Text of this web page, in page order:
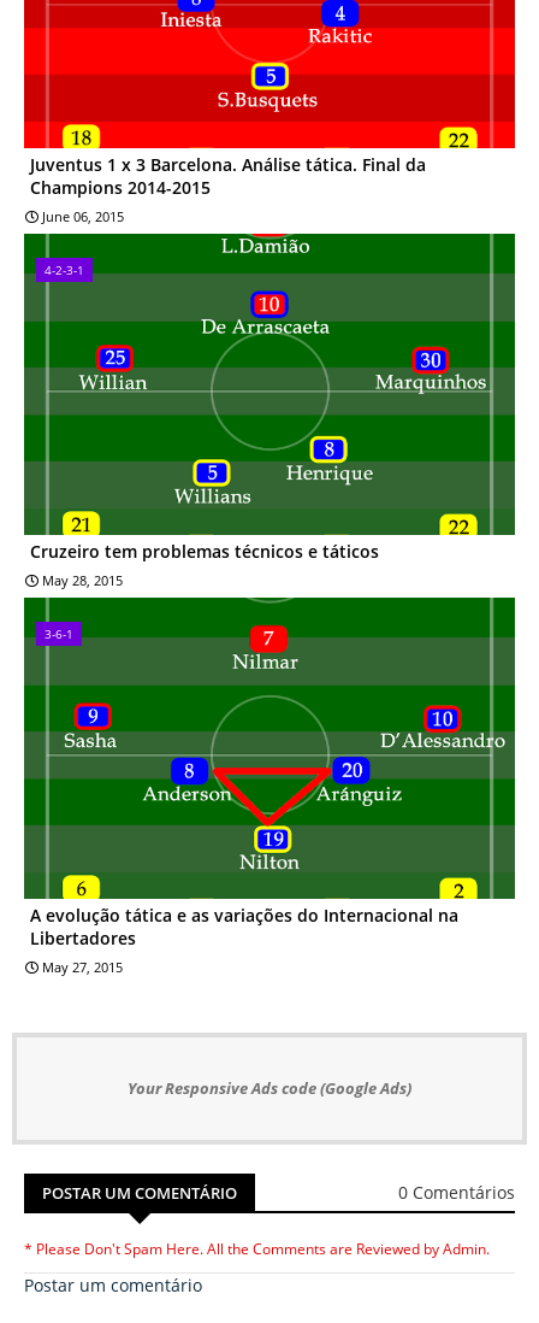
Juventus 1 x 3 Barcelona. Análise tática. Final da
Champions 2014-2015
June 06, 2015
4-2-3-1
Cruzeiro tem problemas técnicos e táticos
May 28, 2015
3-6-1
A evolução tática e as variações do Internacional na
Libertadores
May 27, 2015
Your Responsive Ads code (Google Ads)
POSTAR UM COMENTÁRIO 0 Comentários
* Please Don't Spam Here. All the Comments are Reviewed by Admin.
Postar um comentário